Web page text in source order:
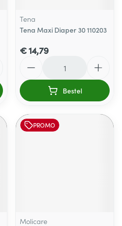
Tena
Tena Maxi Diaper 30 110203
€ 14,79
Bestel
PROMO
Molicare